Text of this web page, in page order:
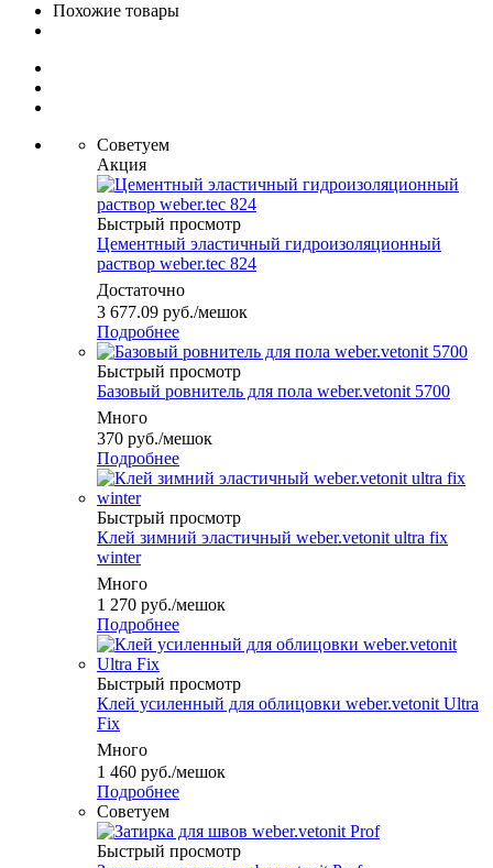
Похожие товары
Советуем
Акция
Быстрый просмотр
Цементный эластичный гидроизоляционный
раствор weber.tec 824
Достаточно
3 677.09 руб./мешок
Подробнее
Быстрый просмотр
Базовый ровнитель для пола weber.vetonit 5700
Много
370 руб./мешок
Подробнее
Быстрый просмотр
Клей зимний эластичный weber.vetonit ultra fix
winter
Много
1 270 руб./мешок
Подробнее
Быстрый просмотр
Клей усиленный для облицовки weber.vetonit Ultra
Fix
Много
1 460 руб./мешок
Подробнее
Советуем
Быстрый просмотр